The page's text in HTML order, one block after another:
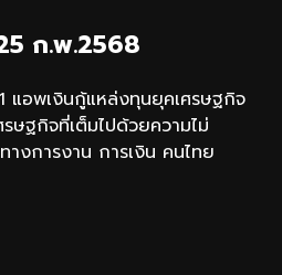
ก.พ.2568
แอพเงินกู้แหล่งทุนยุคเศรษฐกิจ
ษฐกิจที่เต็มไปด้วยความไม่
างการงาน การเงิน คนไทย